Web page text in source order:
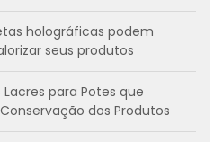
holográficas podem
seus produtos
para Potes que
dos Produtos